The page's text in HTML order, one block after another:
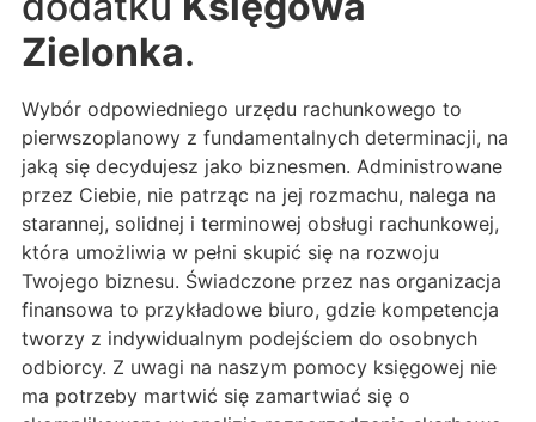
Zielonka.
Wybór odpowiedniego urzędu rachunkowego to
pierwszoplanowy z fundamentalnych determinacji, na
jaką się decydujesz jako biznesmen. Administrowane
przez Ciebie, nie patrząc na jej rozmachu, nalega na
starannej, solidnej i terminowej obsługi rachunkowej,
która umożliwia w pełni skupić się na rozwoju
Twojego biznesu. Świadczone przez nas organizacja
finansowa to przykładowe biuro, gdzie kompetencja
tworzy z indywidualnym podejściem do osobnych
odbiorcy. Z uwagi na naszym pomocy księgowej nie
ma potrzeby martwić się zamartwiać się o